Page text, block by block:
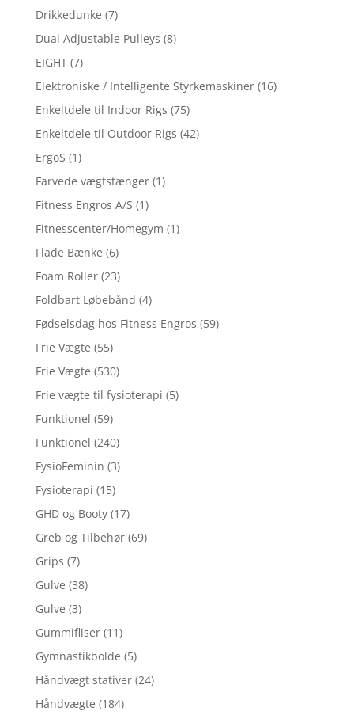
Drikkedunke (7)
Dual Adjustable Pulleys (8)
EIGHT (7)
Elektroniske / Intelligente Styrkemaskiner (16)
Enkeltdele til Indoor Rigs (75)
Enkeltdele til Outdoor Rigs (42)
ErgoS (1)
Farvede vægtstænger (1)
Fitness Engros A/S (1)
Fitnesscenter/Homegym (1)
Flade Bænke (6)
Foam Roller (23)
Foldbart Løbebånd (4)
Fødselsdag hos Fitness Engros (59)
Frie Vægte (55)
Frie Vægte (530)
Frie vægte til fysioterapi (5)
Funktionel (59)
Funktionel (240)
FysioFeminin (3)
Fysioterapi (15)
GHD og Booty (17)
Greb og Tilbehør (69)
Grips (7)
Gulve (38)
Gulve (3)
Gummifliser (11)
Gymnastikbolde (5)
Håndvægt stativer (24)
Håndvægte (184)